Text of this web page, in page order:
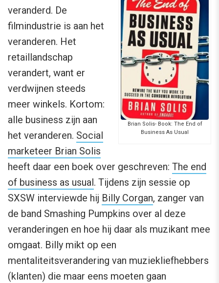
Brian Solis- Book: The End of
Business As Usual
veranderd. De
filmindustrie is aan het
veranderen. Het
retaillandschap
verandert, want er
verdwijnen steeds
meer winkels. Kortom:
alle business zijn aan
het veranderen. Social
marketeer Brian Solis
heeft daar een boek over geschreven: The end
of business as usual. Tijdens zijn sessie op
SXSW interviewde hij Billy Corgan, zanger van
de band Smashing Pumpkins over al deze
veranderingen en hoe hij daar als muzikant mee
omgaat. Billy mikt op een
mentaliteitsverandering van muziekliefhebbers
(klanten) die maar eens moeten gaan